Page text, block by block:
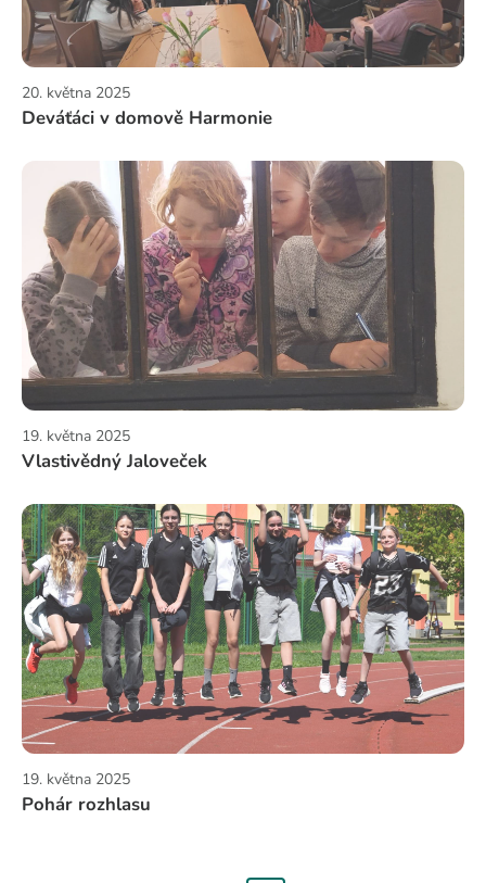
20. května 2025
Deváťáci v domově Harmonie
19. května 2025
Vlastivědný Jaloveček
19. května 2025
Pohár rozhlasu